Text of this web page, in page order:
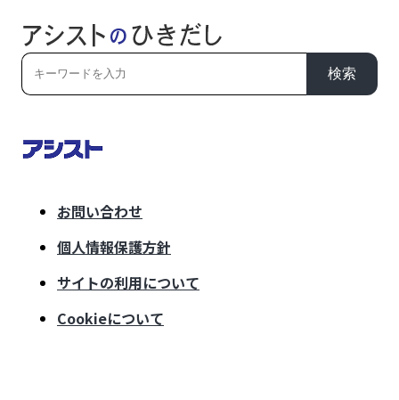
検索
お問い合わせ
個人情報保護方針
サイトの利用について
Cookieについて